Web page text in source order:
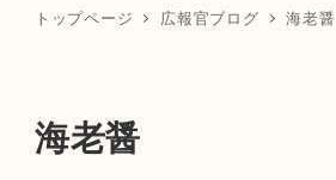
トップページ 広報官ブログ 海老醤
海老醤